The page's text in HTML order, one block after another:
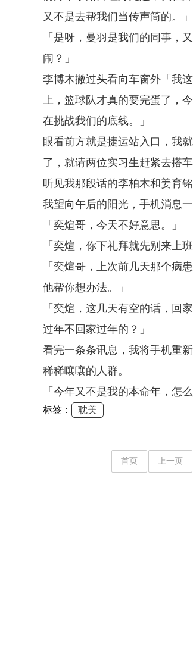
又不是去帮我们当传声筒的。」
「是呀，曼羽是我们的同事，
闹？」
李博木撇过头看向车窗外「我
上，篮球队才真的要完蛋了，
在挑战我们的底线。」
眼看前方就是捷运站入口，我
了，就请两位实习生赶紧去搭
听见我那段话的李柏木和姜育
我望向午后的阳光，手机消息
「奕煊哥，今天不好意思。」
「奕煊，你下礼拜就先别来上班
「奕煊哥，上次前几天那个病
他帮你想办法。」
「奕煊，这几天有空的话，回
过年不回家过年的？」
看完一条条讯息，我将手机重
稀稀嚷嚷的人群。
「今年又不是我的本命年，怎
标签： 耽美
首页 上一页